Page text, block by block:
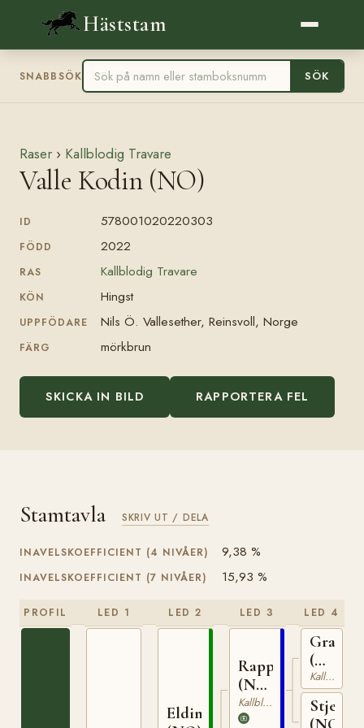
Häststam
SNABBSÖK SÖK
Raser › Kallblodig Travare
Valle Kodin (NO)
ID 578001020220303
FÖDD 2022
RAS Kallblodig Travare
KÖN Hingst
UPPFÖDARE Nils Ö. Vallesether, Reinsvoll, Norge
FÄRG mörkbrun
SKICKA IN BILD RAPPORTERA FEL
Stamtavla SKRIV UT / DELA
INAVELSKOEFFICIENT (4 NIVÅER) 9,38 %
INAVELSKOEFFICIENT (7 NIVÅER) 15,93 %
PROFIL LED 1 LED 2
Elding
LED 3
Rappfot
(NO)
NT
75
Kallblodig Travare
LED 4
(NO)
NT
52
Kallblodig Travare
(NO)